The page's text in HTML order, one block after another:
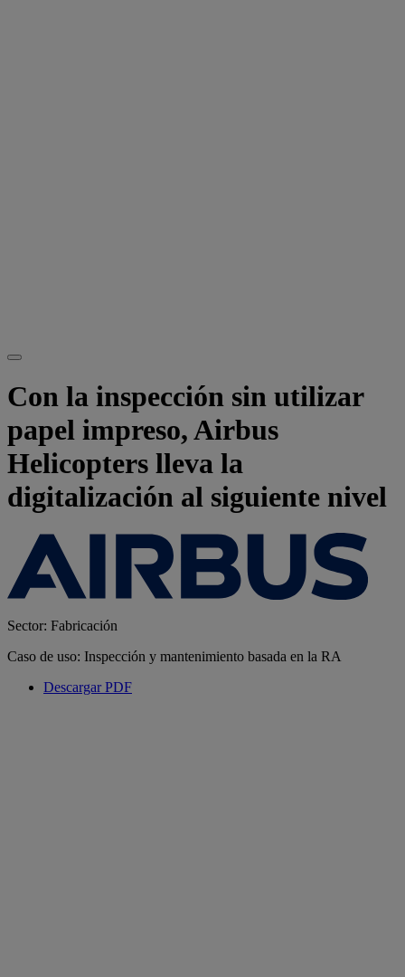
Con la inspección sin utilizar
papel impreso, Airbus
Helicopters lleva la
digitalización al siguiente nivel
Sector: Fabricación
Caso de uso: Inspección y mantenimiento basada en la RA
Descargar PDF